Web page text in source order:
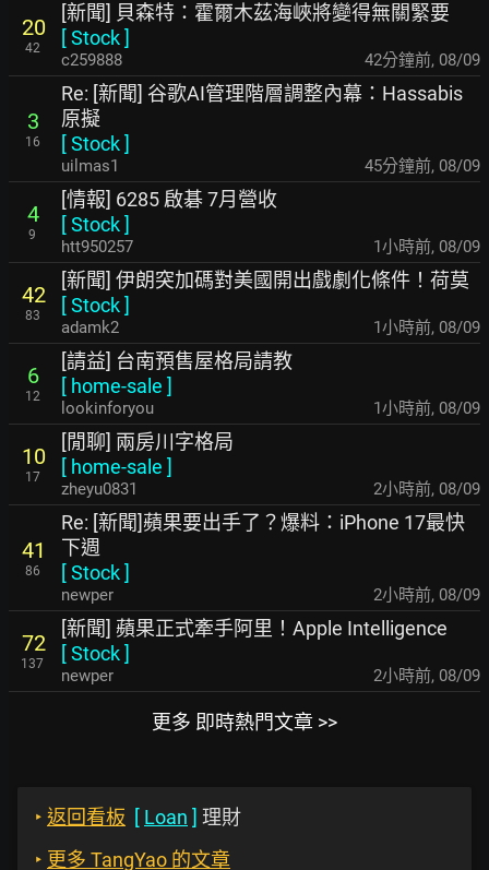
20
42
[新聞] 貝森特：霍爾木茲海峽將變得無關緊要
[Stock]
c259888 42分鐘前, 08/09
3
16
Re: [新聞] 谷歌AI管理階層調整內幕：Hassabis
原擬
[Stock]
uilmas1 45分鐘前, 08/09
4
9
[情報] 6285 啟碁 7月營收
[Stock]
htt950257 1小時前, 08/09
42
83
[新聞] 伊朗突加碼對美國開出戲劇化條件！荷莫
[Stock]
adamk2 1小時前, 08/09
6
12
[請益] 台南預售屋格局請教
[ home-sale ]
lookinforyou 1小時前, 08/09
10
17
[閒聊] 兩房川字格局
[ home-sale ]
zheyu0831 2小時前, 08/09
41
86
Re: [新聞]蘋果要出手了？爆料：iPhone 17最快
下週
[Stock]
newper 2小時前, 08/09
72
137
[新聞] 蘋果正式牽手阿里！Apple Intelligence
[Stock]
newper 2小時前, 08/09
更多 即時熱門文章 >>
‣ 返回看板 [ Loan ] 理財
‣ 更多 TangYao 的文章